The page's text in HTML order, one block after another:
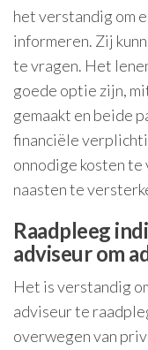
het verstandig om
informeren. Zij
te vragen. Het
goede optie zijn,
gemaakt en beide
financiële
onnodige kosten te
naasten te
Raadpleeg
adviseur om
Het is verstandig
adviseur te
overwegen van